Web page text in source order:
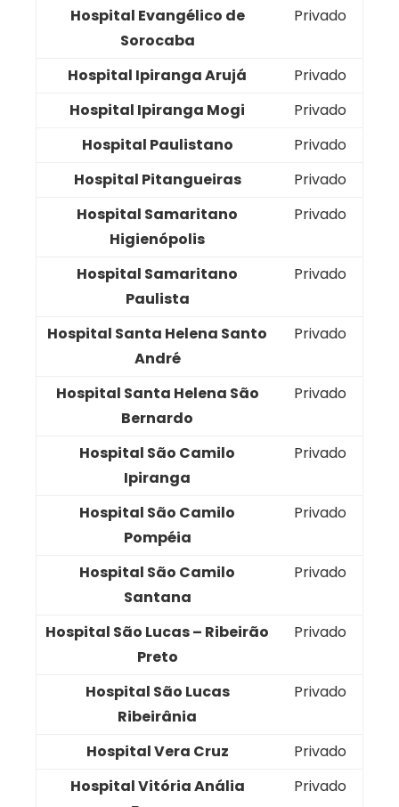
Hospital Evangélico de
Sorocaba
Privado
Hospital Ipiranga Arujá
Privado
Hospital Ipiranga Mogi
Privado
Hospital Paulistano
Privado
Hospital Pitangueiras
Privado
Hospital Samaritano
Higienópolis
Privado
Hospital Samaritano
Paulista
Privado
Hospital Santa Helena Santo
André
Privado
Hospital Santa Helena São
Bernardo
Privado
Hospital São Camilo
Ipiranga
Privado
Hospital São Camilo
Pompéia
Privado
Hospital São Camilo
Santana
Privado
Hospital São Lucas – Ribeirão
Preto
Privado
Hospital São Lucas
Ribeirânia
Privado
Hospital Vera Cruz
Privado
Hospital Vitória Anália
Privado